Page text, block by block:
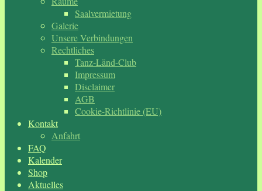
Saalvermietung
Galerie
Unsere Verbindungen
Rechtliches
Tanz-Länd-Club
Impressum
Disclaimer
AGB
Cookie-Richtlinie (EU)
Kontakt
Anfahrt
FAQ
Kalender
Shop
Aktuelles